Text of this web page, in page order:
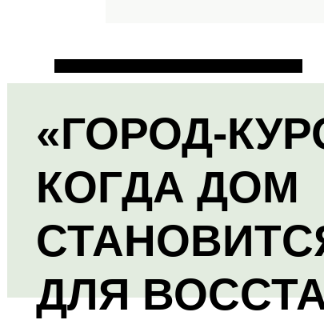
«ГОРОД-
КОГДА ДОМ
ДЛЯ